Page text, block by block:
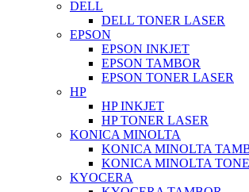
DELL
DELL TONER LASER
EPSON
EPSON INKJET
EPSON TAMBOR
EPSON TONER LASER
HP
HP INKJET
HP TONER LASER
KONICA MINOLTA
KONICA MINOLTA
KONICA MINOLTA
KYOCERA